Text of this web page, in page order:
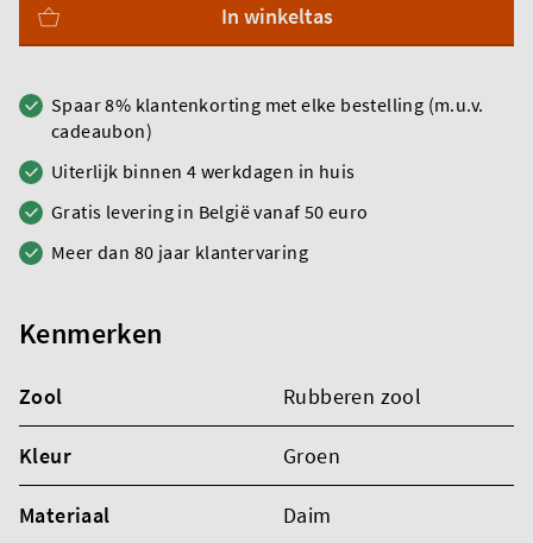
In winkeltas
Spaar 8% klantenkorting met elke bestelling (m.u.v.
cadeaubon)
Uiterlijk binnen 4 werkdagen in huis
Gratis levering in België vanaf 50 euro
Meer dan 80 jaar klantervaring
Kenmerken
Zool Rubberen zool
Kleur Groen
Materiaal Daim